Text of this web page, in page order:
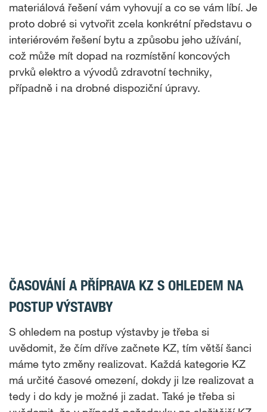
materiálová řešení vám vyhovují a co se vám líbí. Je
proto dobré si vytvořit zcela konkrétní představu o
interiérovém řešení bytu a způsobu jeho užívání,
což může mít dopad na rozmístění koncových
prvků elektro a vývodů zdravotní techniky,
případně i na drobné dispoziční úpravy.
ČASOVÁNÍ A PŘÍPRAVA KZ S OHLEDEM NA
POSTUP VÝSTAVBY
S ohledem na postup výstavby je třeba si
uvědomit, že čím dříve začnete KZ, tím větší šanci
máme tyto změny realizovat. Každá kategorie KZ
má určité časové omezení, dokdy ji lze realizovat a
tedy i do kdy je možné ji zadat. Také je třeba si